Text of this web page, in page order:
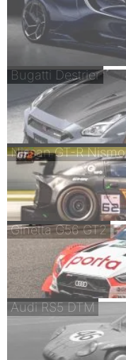
Bugatti Destrier
Nissan GT-R Nismo
Ginetta G56 GT2
Audi RS5 DTM